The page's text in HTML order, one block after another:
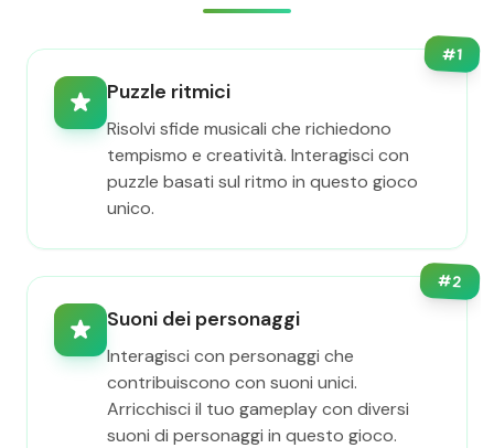
#1
Puzzle ritmici
Risolvi sfide musicali che richiedono
tempismo e creatività. Interagisci con
puzzle basati sul ritmo in questo gioco
unico.
#2
Suoni dei personaggi
Interagisci con personaggi che
contribuiscono con suoni unici.
Arricchisci il tuo gameplay con diversi
suoni di personaggi in questo gioco.